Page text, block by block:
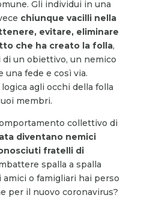
Gli individui in una
chiunque vacilli nella
evitare, eliminare
che ha creato la folla,
un obiettivo, un nemico
fede e così via.
agli occhi della folla
membri.
collettivo di
diventano nemici
fratelli di
spalla a spalla
o famigliari hai perso
per il nuovo coronavirus?